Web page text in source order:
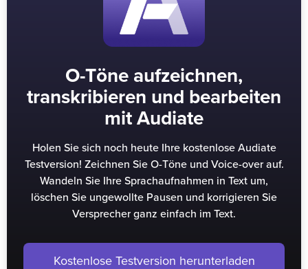
O-Töne aufzeichnen,
transkribieren und bearbeiten
mit Audiate
Holen Sie sich noch heute Ihre kostenlose Audiate
Testversion! Zeichnen Sie O-Töne und Voice-over auf.
Wandeln Sie Ihre Sprachaufnahmen in Text um,
löschen Sie ungewollte Pausen und korrigieren Sie
Versprecher ganz einfach im Text.
Kostenlose Testversion herunterladen